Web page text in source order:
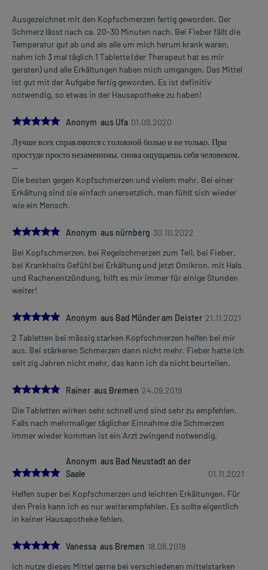
1 Tablette
1-4 mal täglich
im Abstand von 6 Stunden, unabhängig von der Mahlzeit
Jugendliche ab 12 Jahren und Erwachsene über 43 kg
Körpergewicht
1-2 Tabletten
im Abstand von 6 Stunden, unabhängig von der Mahlzeit
Die Gesamtdosis sollte nicht ohne Rücksprache mit einem Arzt
oder Apotheker überschritten werden.
Art der Anwendung?
Nehmen Sie das Arzneimittel unzerkaut mit Flüssigkeit (z.B. 1 Glas
Wasser) ein.
Dauer der Anwendung?
Ohne ärztlichen Rat sollten Sie das Arzneimittel nicht länger als 3
Tage anwenden. Bei länger anhaltenden oder regelmäßig
wiederkehrenden Beschwerden sollten Sie Ihren Arzt aufsuchen.
Es kann zu einer Vielzahl von Überdosierungserscheinungen
kommen, unter anderem zu Übelkeit, Erbrechen,
Unterleibsschmerzen sowie zum Leberkoma. Setzen Sie sich bei
dem Verdacht auf eine Überdosierung umgehend mit einem Arzt in
Verbindung.
Einnahme vergessen?
Zeitpunkt ganz normal (also nicht mit der doppelten Menge) fort.
Generell gilt: Achten Sie vor allem bei Säuglingen, Kleinkindern und
Zweifelsfalle fragen Sie Ihren Arzt oder Apotheker nach etwaigen
Auswirkungen oder Vorsichtsmaßnahmen.
Eine vom Arzt verordnete Dosierung kann von den Angaben der
Packungsbeilage abweichen. Da der Arzt sie individuell abstimmt,
sollten Sie das Arzneimittel daher nach seinen Anweisungen
Ausgezeichnet mit den Kopfschmerzen fertig geworden. Der
Schmerz lässt nach ca. 20-30 Minuten nach. Bei Fieber fällt die
Temperatur gut ab und als alle um mich herum krank waren,
nahm ich 3 mal täglich 1 Tablette (der Therapeut hat es mir
geraten) und alle Erkältungen haben mich umgangen. Das Mittel
ist gut mit der Aufgabe fertig geworden. Es ist definitiv
notwendig, so etwas in der Hausapotheke zu haben!
5.0Anonym aus Ufa 01.09.2020
Лучше всех справляются с головной болью и не только. При
простуде просто незаменимы, снова ощущаешь себя человеком.
--
Die besten gegen Kopfschmerzen und vielem mehr. Bei einer
Erkältung sind sie einfach unersetzlich, man fühlt sich wieder
wie ein Mensch.
5.0Anonym aus nürnberg 30.10.2022
Bei Kopfschmerzen, bei Regelschmerzen zum Teil, bei Fieber,
bei Krankheits Gefühl bei Erkältung und jetzt Omikron, mit Hals
und Rachenentzündung, hilft es mir immer für einige Stunden
weiter!
5.0Anonym aus Bad Münder am Deister 21.11.2021
2 Tabletten bei mässig starken Kopfschmerzen helfen bei mir
aus. Bei stärkeren Schmerzen dann nicht mehr. Fieber hatte ich
seit zig Jahren nicht mehr, das kann ich da nicht beurteilen.
5.0
Rainer aus Bremen 24.09.2019
Die Tabletten wirken sehr schnell und sind sehr zu empfehlen.
Falls nach mehrmaliger täglicher Einnahme die Schmerzen
immer wieder kommen ist ein Arzt zwingend notwendig.
5.0
Anonym aus Bad Neustadt an der
Saale
01.11.2021
Helfen super bei Kopfschmerzen und leichten Erkältungen. Für
den Preis kann ich es nur weiterempfehlen. Es sollte eigentlich
in keiner Hausapotheke fehlen.
5.0
Vanessa aus Bremen 18.08.2018
Ich nutze dieses Mittel gerne bei verschiedenen mittelstarken